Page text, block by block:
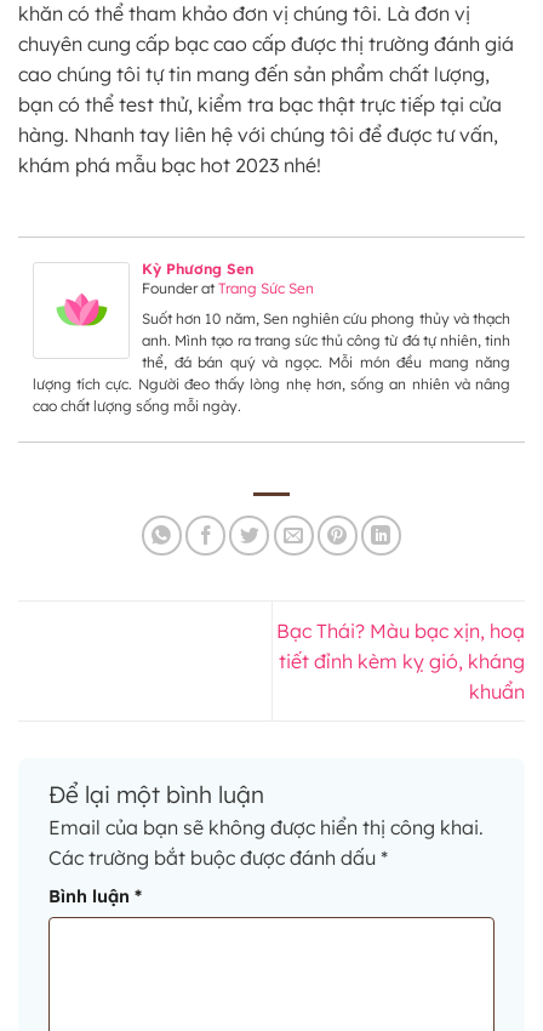
khăn có thể tham khảo đơn vị chúng tôi. Là đơn vị
chuyên cung cấp bạc cao cấp được thị trường đánh giá
cao chúng tôi tự tin mang đến sản phẩm chất lượng,
bạn có thể test thử, kiểm tra bạc thật trực tiếp tại cửa
hàng. Nhanh tay liên hệ với chúng tôi để được tư vấn,
khám phá mẫu bạc hot 2023 nhé!
Kỳ Phương Sen
FounderatTrang Sức Sen
Suốt hơn 10 năm, Sen nghiên cứu phong thủy và thạch
anh. Mình tạo ra trang sức thủ công từ đá tự nhiên, tinh
thể, đá bán quý và ngọc. Mỗi món đều mang năng
lượng tích cực. Người đeo thấy lòng nhẹ hơn, sống an nhiên và nâng
cao chất lượng sống mỗi ngày.
Bạc Thái? Màu bạc xịn, hoạ
tiết đỉnh kèm kỵ gió, kháng
khuẩn
Để lại một bình luận
Email của bạn sẽ không được hiển thị công khai.
Các trường bắt buộc được đánh dấu *
Bình luận *